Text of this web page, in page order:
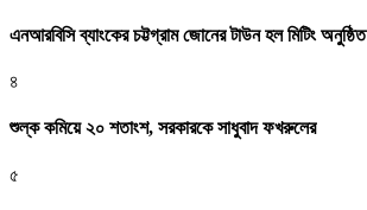
এনআরবিসি ব্যাংকের চট্টগ্রাম জোনের টাউন হল মিটিং অনুষ্ঠিত
৪
শুল্ক কমিয়ে ২০ শতাংশ, সরকারকে সাধুবাদ ফখরুলের
৫